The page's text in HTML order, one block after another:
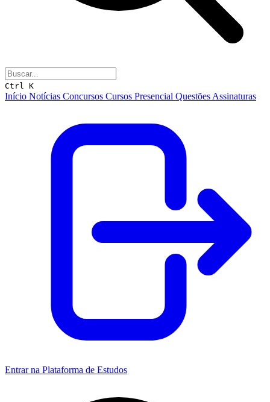
Ctrl K
Início Notícias Concursos Cursos Presencial Questões Assinaturas
Entrar na Plataforma de Estudos